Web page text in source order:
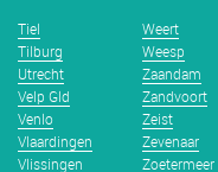
Tiel
Tilburg
Utrecht
Velp Gld
Venlo
Vlaardingen
Vlissingen
Weert
Weesp
Zaandam
Zandvoort
Zeist
Zevenaar
Zoetermeer